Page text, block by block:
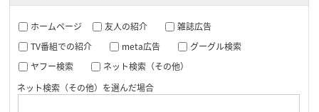
ホームページ 友人の紹介
雑誌広告
TV番組での紹介
meta広告
グーグル検索
ヤフー検索
ネット検索（その他）
ネット検索（その他）を選んだ場合